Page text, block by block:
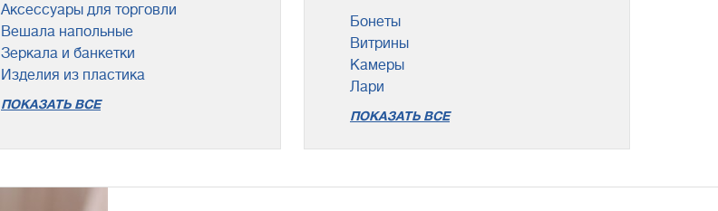
Аксессуары для торговли
Вешала напольные
Зеркала и банкетки
Изделия из пластика
ПОКАЗАТЬ ВСЕ
Бонеты
Витрины
Камеры
Лари
ПОКАЗАТЬ ВСЕ